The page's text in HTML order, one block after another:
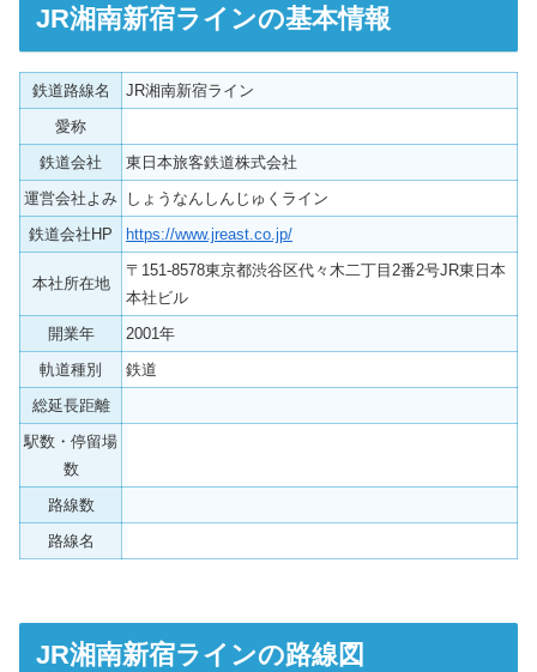
JR湘南新宿ラインの基本情報
鉄道路線名
JR湘南新宿ライン
愛称
鉄道会社
東日本旅客鉄道株式会社
運営会社よみ しょうなんしんじゅくライン
鉄道会社HP
https://www.jreast.co.jp/
本社所在地
〒151-8578東京都渋谷区代々木二丁目2番2号JR東日本
本社ビル
開業年
2001年
軌道種別
鉄道
総延長距離
駅数・停留場
数
路線数
路線名
JR湘南新宿ラインの路線図